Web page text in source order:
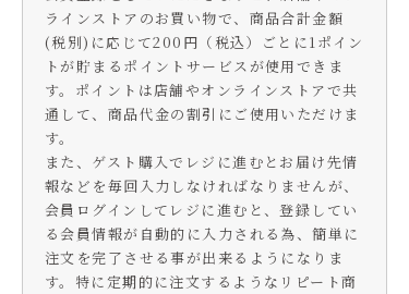
ラインストアのお買い物で、商品合計金額
(税別)に応じて200円（税込）ごとに1ポイン
トが貯まるポイントサービスが使用できま
す。ポイントは店舗やオンラインストアで共
通して、商品代金の割引にご使用いただけま
す。
また、ゲスト購入でレジに進むとお届け先情
報などを毎回入力しなければなりませんが、
会員ログインしてレジに進むと、登録してい
る会員情報が自動的に入力される為、簡単に
注文を完了させる事が出来るようになりま
す。特に定期的に注文するようなリピート商